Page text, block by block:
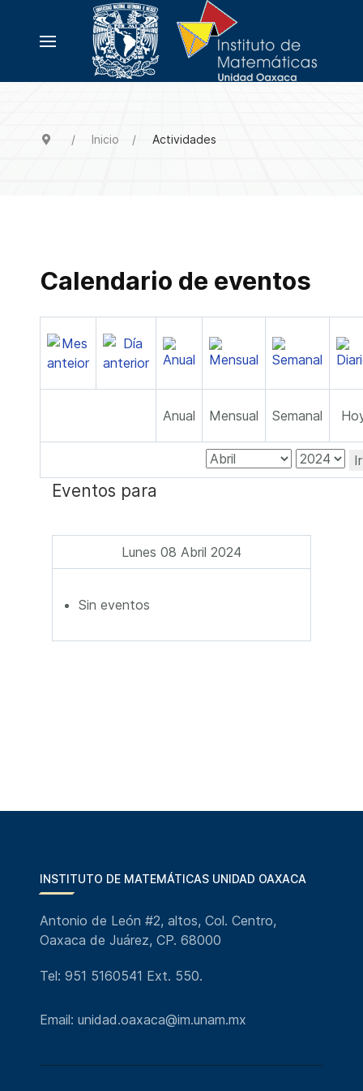
Inicio Actividades
Calendario de eventos
Anual Mensual Semanal
Eventos para
Lunes 08 Abril 2024
Sin eventos
INSTITUTO DE MATEMÁTICAS UNIDAD OAXACA
Antonio de León #2, altos, Col. Centro,
Oaxaca de Juárez, CP. 68000
Tel: 951 5160541 Ext. 550.
Email: unidad.oaxaca@im.unam.mx